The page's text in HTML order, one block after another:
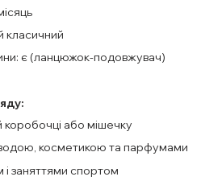
класичний
є (ланцюжок-подовжувач)
коробочці або мішечку
водою, косметикою та парфумами
заняттями спортом